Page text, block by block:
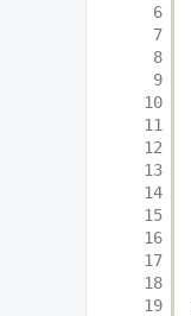
6
7
8
9
10
11
12
13
14
15
16
17
18
19